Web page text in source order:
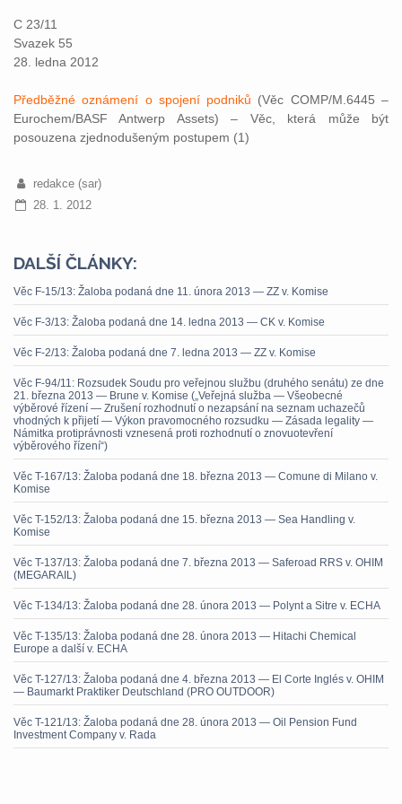
C 23/11
Svazek 55
28. ledna 2012
Předběžné oznámení o spojení podniků (Věc COMP/M.6445 –
Eurochem/BASF Antwerp Assets) – Věc, která může být
posouzena zjednodušeným postupem (1)
redakce (sar)
28. 1. 2012
DALŠÍ ČLÁNKY:
Věc F-15/13: Žaloba podaná dne 11. února 2013 — ZZ v. Komise
Věc F-3/13: Žaloba podaná dne 14. ledna 2013 — CK v. Komise
Věc F-2/13: Žaloba podaná dne 7. ledna 2013 — ZZ v. Komise
Věc F-94/11: Rozsudek Soudu pro veřejnou službu (druhého senátu) ze dne
21. března 2013 — Brune v. Komise („Veřejná služba — Všeobecné
výběrové řízení — Zrušení rozhodnutí o nezapsání na seznam uchazečů
vhodných k přijetí — Výkon pravomocného rozsudku — Zásada legality —
Námitka protiprávnosti vznesená proti rozhodnutí o znovuotevření
výběrového řízení“)
Věc T-167/13: Žaloba podaná dne 18. března 2013 — Comune di Milano v.
Komise
Věc T-152/13: Žaloba podaná dne 15. března 2013 — Sea Handling v.
Komise
Věc T-137/13: Žaloba podaná dne 7. března 2013 — Saferoad RRS v. OHIM
(MEGARAIL)
Věc T-134/13: Žaloba podaná dne 28. února 2013 — Polynt a Sitre v. ECHA
Věc T-135/13: Žaloba podaná dne 28. února 2013 — Hitachi Chemical
Europe a další v. ECHA
Věc T-127/13: Žaloba podaná dne 4. března 2013 — El Corte Inglés v. OHIM
— Baumarkt Praktiker Deutschland (PRO OUTDOOR)
Věc T-121/13: Žaloba podaná dne 28. února 2013 — Oil Pension Fund
Investment Company v. Rada